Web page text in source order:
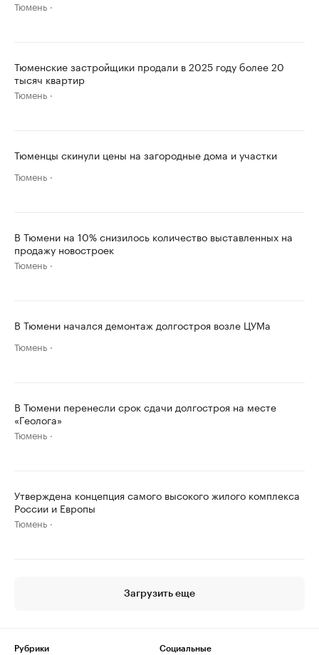
Тюмень
Тюменские застройщики продали в 2025 году более 20
тысяч квартир
Тюмень
Тюменцы скинули цены на загородные дома и участки
Тюмень
В Тюмени на 10% снизилось количество выставленных на
продажу новостроек
Тюмень
В Тюмени начался демонтаж долгостроя возле ЦУМа
Тюмень
В Тюмени перенесли срок сдачи долгостроя на месте
«Геолога»
Тюмень
Утверждена концепция самого высокого жилого комплекса
России и Европы
Тюмень
Загрузить еще
Рубрики
Социальные